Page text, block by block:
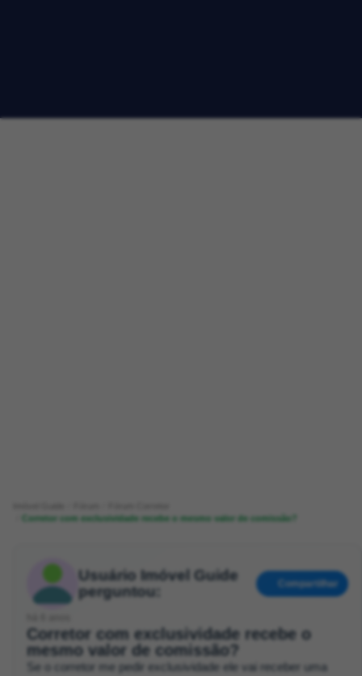
Corretor com exclusividade recebe o mesmo valor de comissão?
Usuário Imóvel Guide
perguntou:
Compartilhar
Corretor com exclusividade recebe o
mesmo valor de comissão?
Se o corretor me pedir exclusividade ele vai receber uma